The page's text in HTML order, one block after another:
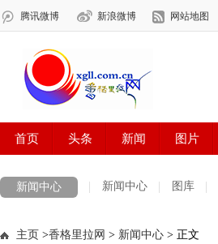
新闻中心 新闻中心 图库
主页 >香格里拉网 > 新闻中心 > 正文